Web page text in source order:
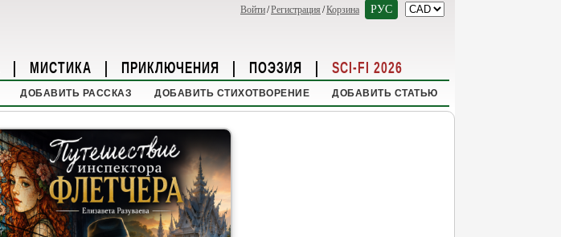
Войти/Регистрация /Корзина РУС
| МИСТИКА | ПРИКЛЮЧЕНИЯ | ПОЭЗИЯ | SCI-FI 2026
ДОБАВИТЬ РАССКАЗ ДОБАВИТЬ СТИХОТВОРЕНИЕ ДОБАВИТЬ СТАТЬЮ